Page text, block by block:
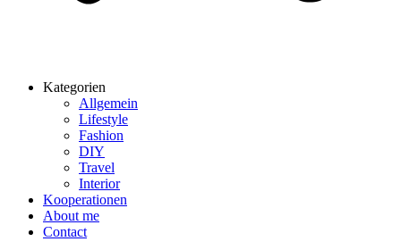
Kategorien
Allgemein
Lifestyle
Fashion
DIY
Travel
Interior
Kooperationen
About me
Contact